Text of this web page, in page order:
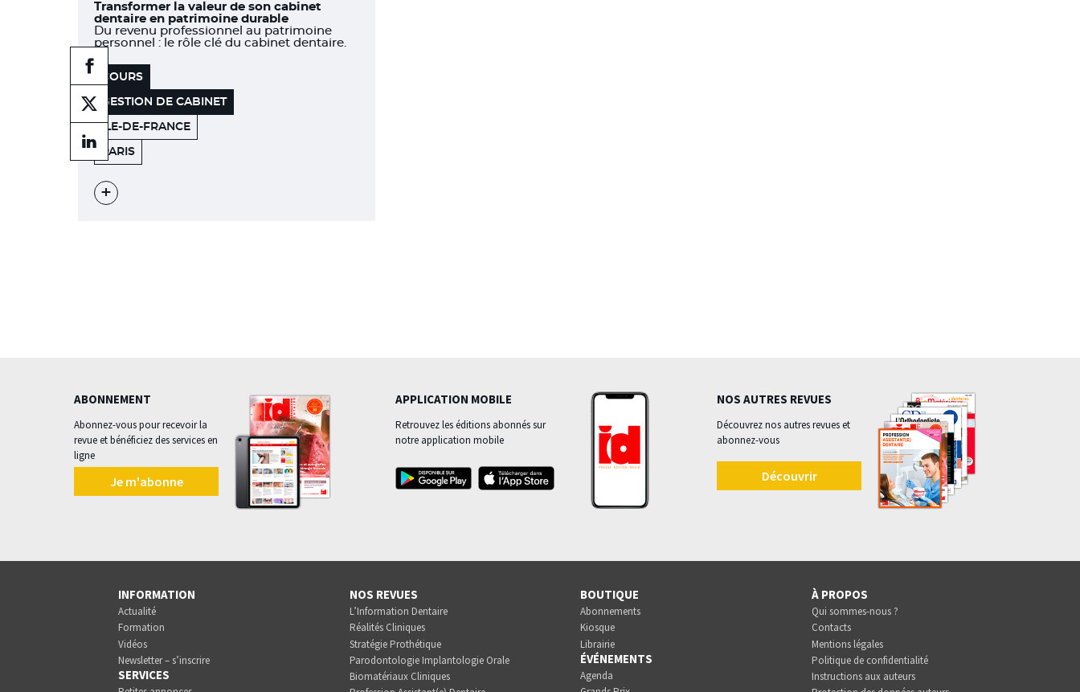
Partager
sur
facebook
Partager
sur
facebook
Partager
sur
Transformer la valeur de son cabinet
dentaire en patrimoine durable
Du revenu professionnel au patrimoine
personnel : le rôle clé du cabinet dentaire.
COURS
GESTION DE CABINET
ILE-DE-FRANCE
WEWORK
PARIS
Voir
ABONNEMENT
Abonnez-vous pour recevoir la
revue et bénéficiez des services en
ligne
Je m'abonne
APPLICATION MOBILE
Retrouvez les éditions abonnés sur
notre application mobile
NOS AUTRES REVUES
Découvrez nos autres revues et
abonnez-vous
Découvrir
INFORMATION
Actualité
Formation
Vidéos
Newsletter – s’inscrire
SERVICES
NOS REVUES
L’Information Dentaire
Réalités Cliniques
Stratégie Prothétique
Parodontologie Implantologie Orale
Biomatériaux Cliniques
BOUTIQUE
Abonnements
Kiosque
Librairie
ÉVÉNEMENTS
Agenda
À PROPOS
Qui sommes-nous ?
Contacts
Mentions légales
Politique de confidentialité
Instructions aux auteurs